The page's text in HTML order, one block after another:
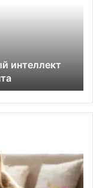
интеллект